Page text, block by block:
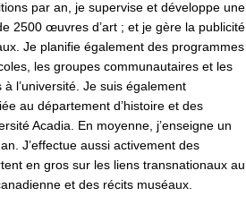
par an, je supervise et développe une
2500 œuvres d’art ; et je gère la publicité
Je planifie également des programmes
les groupes communautaires et les
à l’université. Je suis également
au département d’histoire et des
Acadia. En moyenne, j’enseigne un
J’effectue aussi activement des
en gros sur les liens transnationaux au
et des récits muséaux.